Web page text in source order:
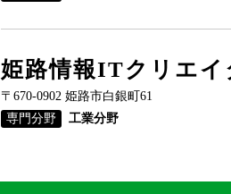
姫路情報ITクリエイ
〒670-0902 姫路市白銀町61
専門分野
工業分野